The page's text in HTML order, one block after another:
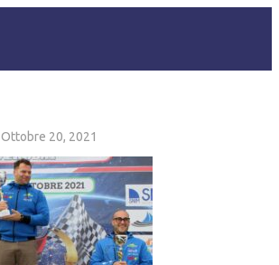
Ottobre 20, 2021